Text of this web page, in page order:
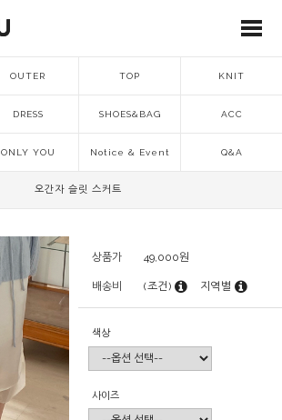
OUTER TOP KNIT
DRESS SHOES&BAG ACC
ONLY YOU Notice & Event Q&A
오간자 슬릿 스커트
상품가 49,000원
배송비 (조건) 지역별
색상
사이즈